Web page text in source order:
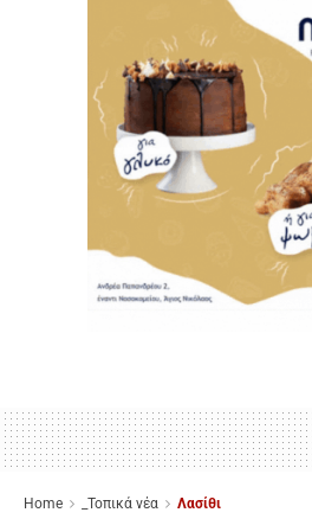
Home _Τοπικά νέα Λασίθι